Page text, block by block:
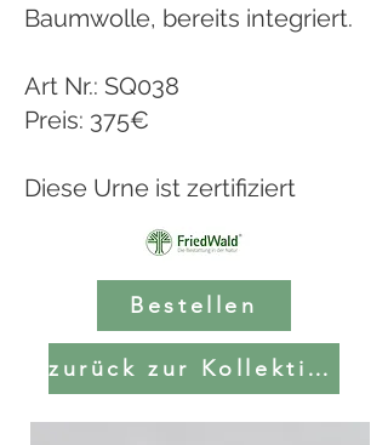
Baumwolle, bereits integriert.
Art Nr.: SQ038
Preis: 375€
Diese Urne ist zertifiziert
Bestellen
zurück zur Kollektion